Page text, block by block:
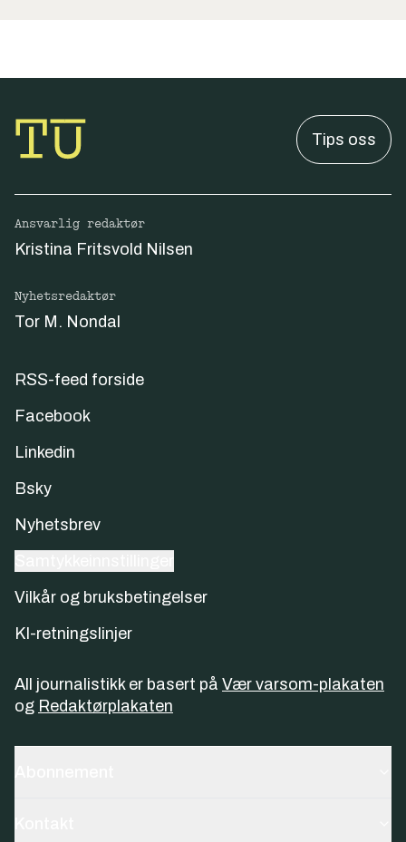
Tips oss
Ansvarlig redaktør
Kristina Fritsvold Nilsen
Nyhetsredaktør
Tor M. Nondal
RSS-feed forside
Facebook
Linkedin
Bsky
Nyhetsbrev
Vilkår og bruksbetingelser
KI-retningslinjer
All journalistikk er basert på Vær varsom-plakaten
og Redaktørplakaten